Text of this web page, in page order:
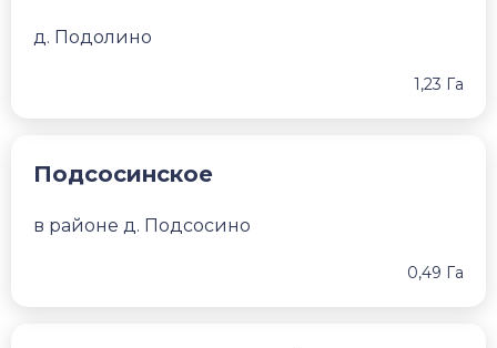
д. Подолино
1,23 Га
Подсосинское
в районе д. Подсосино
0,49 Га